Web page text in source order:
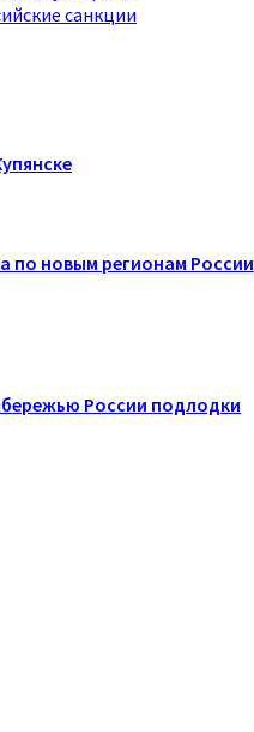
санкции
по новым регионам России
России подлодки